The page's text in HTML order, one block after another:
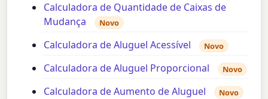
Calculadora de Quantidade de Caixas de
Mudança
Novo
Calculadora de Aluguel Acessível Novo
Calculadora de Aluguel Proporcional Novo
Calculadora de Aumento de Aluguel Novo